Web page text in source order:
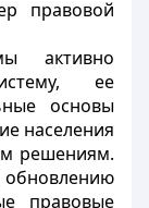
правовой
ее
основы
населения
решениям.
обновлению
правовые